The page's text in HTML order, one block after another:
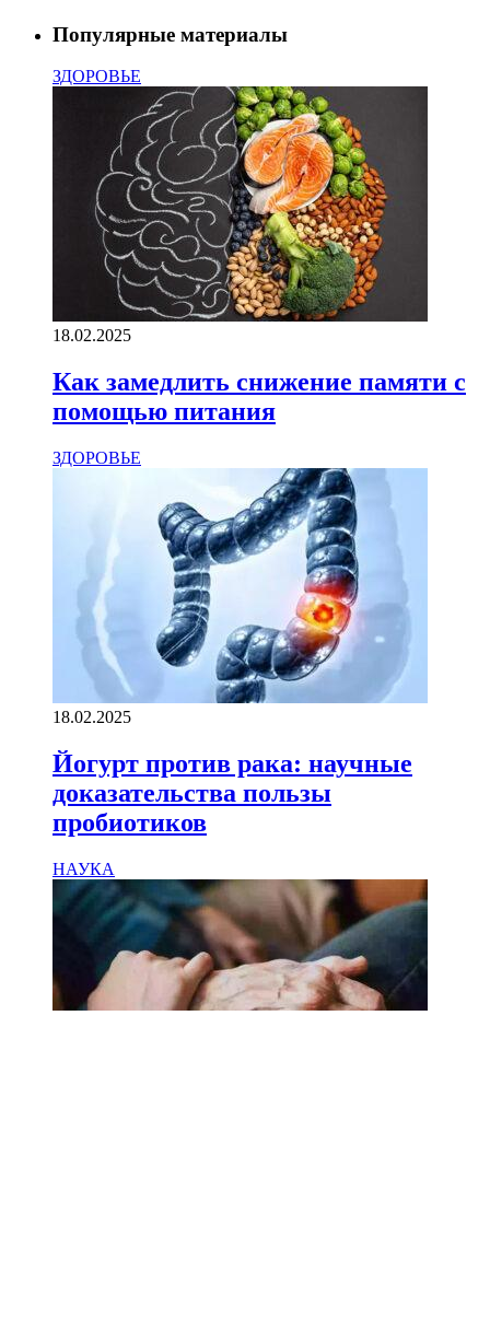
Популярные материалы
ЗДОРОВЬЕ
18.02.2025
Как замедлить снижение памяти с
помощью питания
ЗДОРОВЬЕ
18.02.2025
Йогурт против рака: научные
доказательства пользы
пробиотиков
НАУКА